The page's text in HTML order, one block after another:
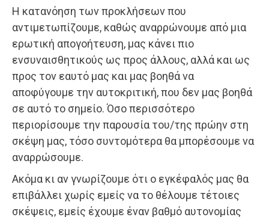
Η κατανόηση των προκλήσεων που
αντιμετωπίζουμε, καθώς αναρρώνουμε από μια
ερωτική απογοήτευση, μας κάνει πιο
ενσυναισθητικούς ως προς άλλους, αλλά και ως
προς τον εαυτό μας και μας βοηθά να
αποφύγουμε την αυτοκριτική, που δεν μας βοηθά
σε αυτό το σημείο. Όσο περισσότερο
περιορίσουμε την παρουσία του/της πρώην στη
σκέψη μας, τόσο συντομότερα θα μπορέσουμε να
αναρρώσουμε.
Ακόμα κι αν γνωρίζουμε ότι ο εγκέφαλός μας θα
επιβάλλει χωρίς εμείς να το θέλουμε τέτοιες
σκέψεις, εμείς έχουμε έναν βαθμό αυτονομίας